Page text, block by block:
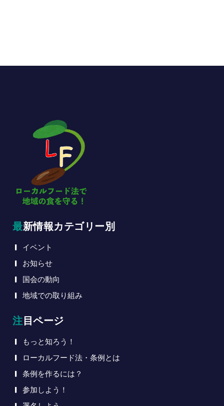
最新情報カテゴリー別
イベント
お知らせ
国会の動向
地域での取り組み
注目ページ
もっと知ろう！
ローカルフード法・条例とは
条例を作るには？
参加しよう！